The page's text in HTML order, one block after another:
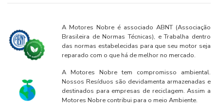
A Motores Nobre é associado ABNT (Associação
Brasileira de Normas Técnicas), e Trabalha dentro
das normas estabelecidas para que seu motor seja
reparado com o que há de melhor no mercado.
A Motores Nobre tem compromisso ambiental.
Nossos Resíduos são devidamenta armazenadas e
destinados para empresas de reciclagem. Assim a
Motores Nobre contribui para o meio Ambiente.